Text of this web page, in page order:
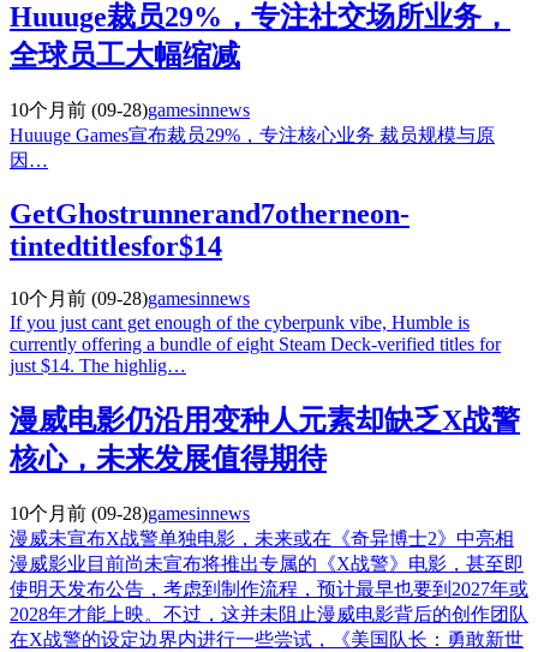
Huuuge裁员29%，专注社交场所业务，
全球员工大幅缩减
10个月前 (09-28)gamesinnews
Huuuge Games宣布裁员29%，专注核心业务 裁员规模与原
因…
GetGhostrunnerand7otherneon-
tintedtitlesfor$14
10个月前 (09-28)gamesinnews
If you just cant get enough of the cyberpunk vibe, Humble is
currently offering a bundle of eight Steam Deck-verified titles for
just $14. The highlig…
漫威电影仍沿用变种人元素却缺乏X战警
核心，未来发展值得期待
10个月前 (09-28)gamesinnews
漫威未宣布X战警单独电影，未来或在《奇异博士2》中亮相
漫威影业目前尚未宣布将推出专属的《X战警》电影，甚至即
使明天发布公告，考虑到制作流程，预计最早也要到2027年或
2028年才能上映。不过，这并未阻止漫威电影背后的创作团队
在X战警的设定边界内进行一些尝试，《美国队长：勇敢新世